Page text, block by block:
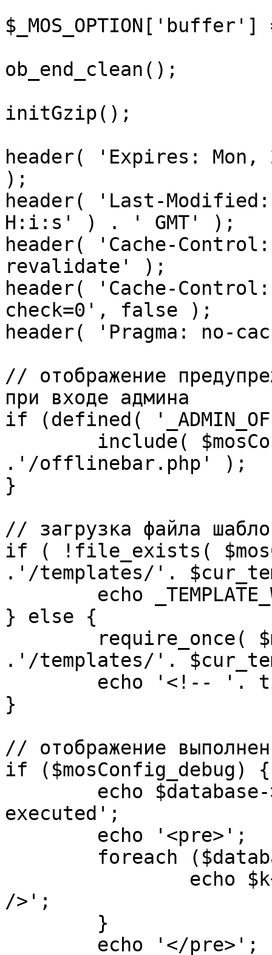
ob_end_clean();
initGzip();
header( 'Expires: Mon,
);
header( 'Last-
H:i:s' ) . ' GMT' );
header( 'Cache-
revalidate' );
header( 'Cache-
check=0', false );
header( 'Pragma: no-
// отображение
при входе админа
if (defined(
.'/offlinebar.php' );
}
// загрузка файла
if ( !file_exists(
.'/templates/'.
} else {
.'/templates/'.
}
// отображение
if ($mosConfig_debug) {
executed';
/>';